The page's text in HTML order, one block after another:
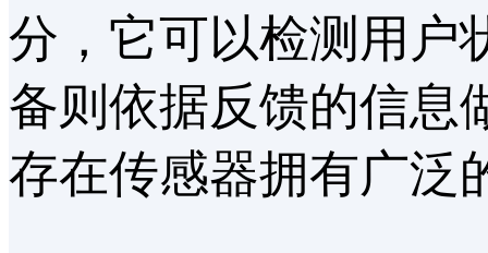
分，它可以检测用户
备则依据反馈的信息
存在传感器拥有广泛